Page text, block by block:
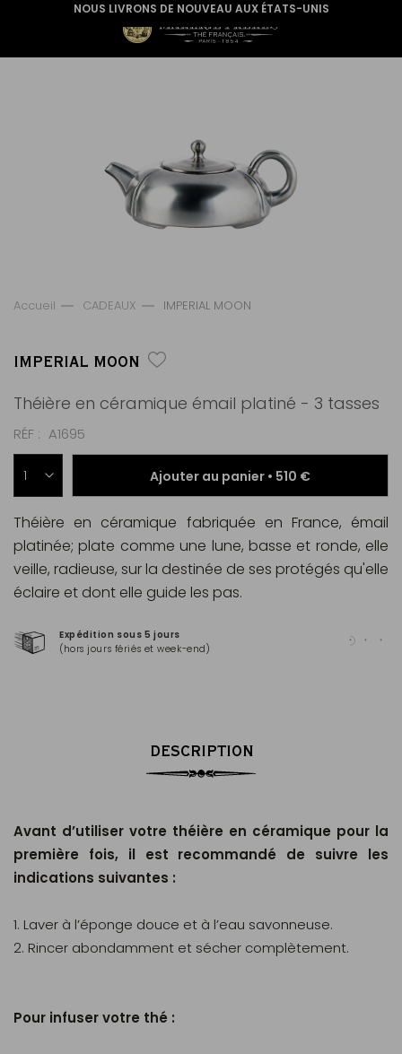
NOUS LIVRONS DE NOUVEAU AUX ÉTATS-UNIS
Accueil CADEAUX IMPERIAL MOON
IMPERIAL MOON
Théière en céramique émail platiné - 3 tasses
RÉF A1695
Ajouter au panier • 510 €
Expédition sous 5 jours
(hors jours fériés et week-end)
Théière en céramique fabriquée en France, émail
platinée; plate comme une lune, basse et ronde, elle
veille, radieuse, sur la destinée de ses protégés qu'elle
éclaire et dont elle guide les pas.
DESCRIPTION
Avant d’utiliser votre théière en céramique pour la
première fois, il est recommandé de suivre les
indications suivantes :
1. Laver à l’éponge douce et à l’eau savonneuse.
2. Rincer abondamment et sécher complètement.
Pour infuser votre thé :